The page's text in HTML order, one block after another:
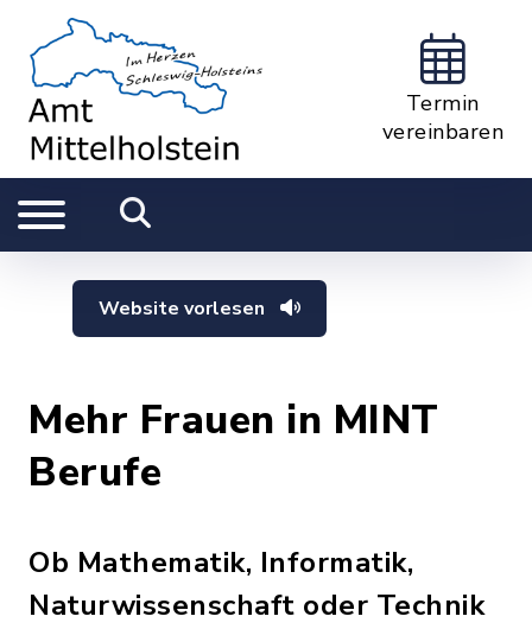
Termin
vereinbaren
Website vorlesen
Mehr Frauen in MINT
Berufe
Ob Mathematik, Informatik,
Naturwissenschaft oder Technik